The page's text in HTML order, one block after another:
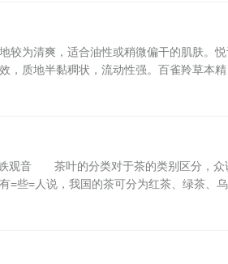
为清爽，适合油性或稍微偏干的肌肤。
，质地半黏稠状，流动性强。百雀羚草本精
AHC透明质酸水乳：基础补水型水乳，适
铁观音 茶叶的分类对于茶的类别区分，众
些=人说，我国的茶可分为红茶、绿茶、乌
仙茶之外，应加入青茶、白茶。如此的说